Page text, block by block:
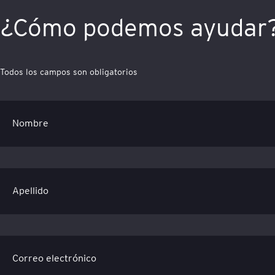
¿Cómo podemos
Todos los campos son obligatorios
Nombre
Apellido
Correo electrónico